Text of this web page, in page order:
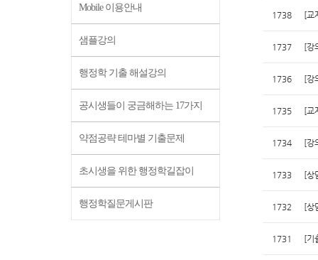
Mobile 이용안내
샘플강의
행정학 기출 해설강의
공시생들이 궁금해하는 17가지
약점공략 테마별 기출문제
초시생을 위한 행정학길잡이
행정학질문게시판
1738 [교
1737 [강
1736 [강
1735 [교
1734 [강
1733 [상
1732 [상
1731 [기